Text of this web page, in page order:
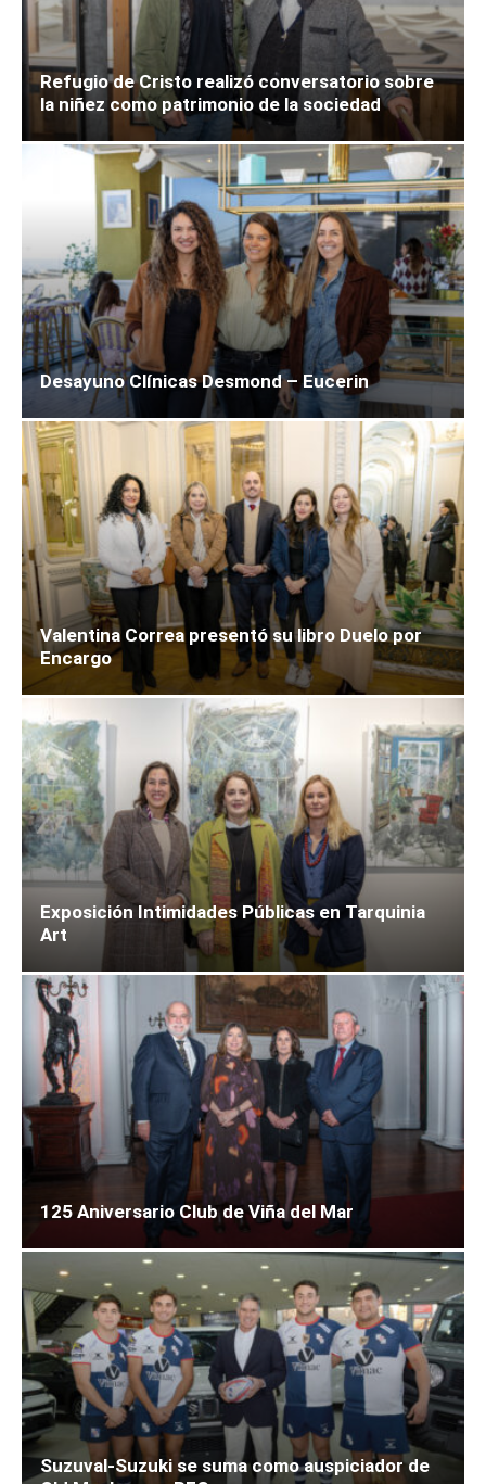
Refugio de Cristo realizó conversatorio sobre
la niñez como patrimonio de la sociedad
Desayuno Clínicas Desmond – Eucerin
Valentina Correa presentó su libro Duelo por
Encargo
Exposición Intimidades Públicas en Tarquinia
Art
125 Aniversario Club de Viña del Mar
Suzuval-Suzuki se suma como auspiciador de